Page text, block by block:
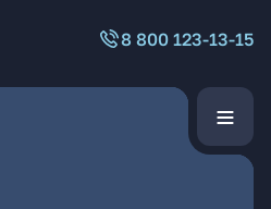
8 800 123-13-15